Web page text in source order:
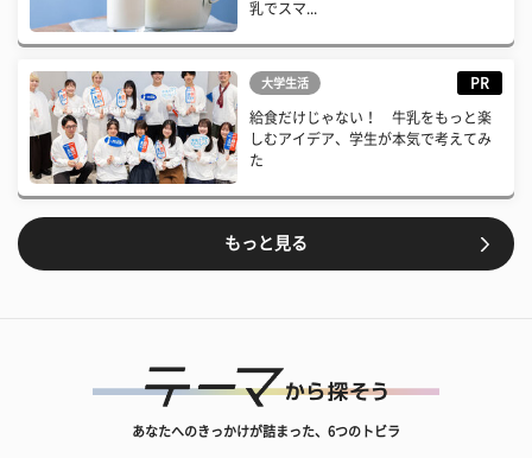
乳でスマ...
大学生活 PR
給食だけじゃない！ 牛乳をもっと楽
しむアイデア、学生が本気で考えてみ
た
もっと見る
あなたへのきっかけが詰まった、6つのトビラ